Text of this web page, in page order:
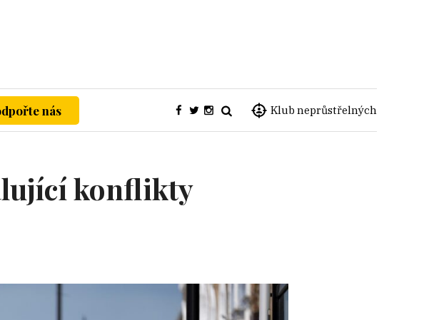
Klub neprůstřelných
nás
konflikty